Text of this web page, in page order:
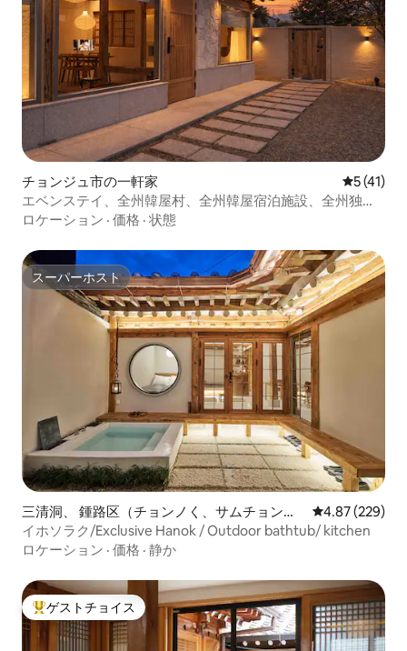
チョンジュ市の一軒家 レビュー
5 (41)
エベンステイ、全州韓屋村、全州韓屋宿泊施設、全州独
占、全州客里団路宿泊施設、全州エベンステイ
ロケーション · 価格 · 状態
スーパーホスト
スーパーホスト
三清洞、 鍾路区（チョンノく、サムチョンド
ン）の一軒家
レビュー229
4.87 (229)
イホソラク/Exclusive Hanok / Outdoor bathtub/ kitchen
ロケーション · 価格 · 静か
大好評のゲストチョイスです。
ゲストチョイス